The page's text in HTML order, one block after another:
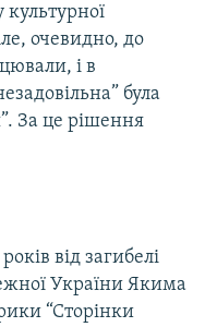
очевидно, до
і в
була
За це рішення
від загибелі
України Якима
“Сторінки